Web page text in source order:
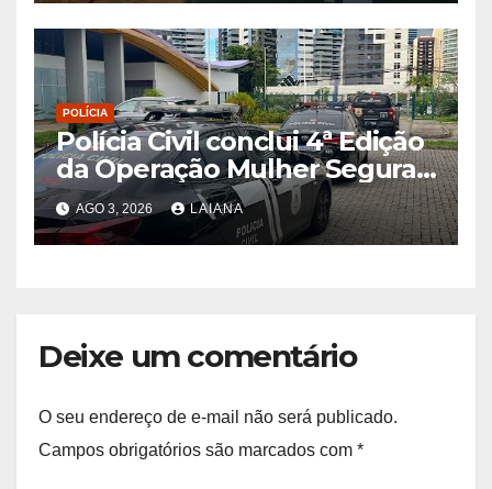
POLÍCIA
Polícia Civil conclui 4ª Edição
da Operação Mulher Segura
2026 com 133 prisões e 1.815
diligências na Bahia
AGO 3, 2026 LAIANA
Deixe um comentário
O seu endereço de e-mail não será publicado.
Campos obrigatórios são marcados com *